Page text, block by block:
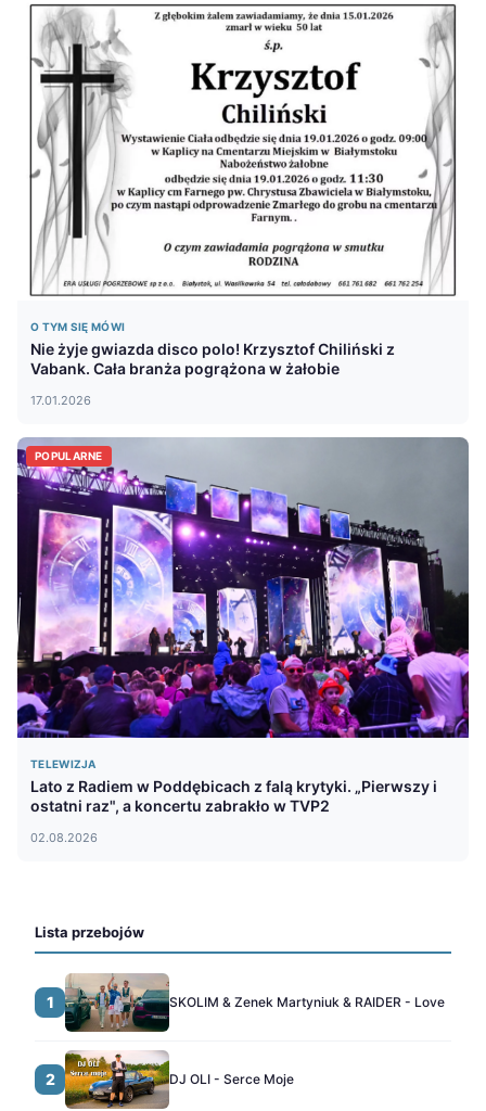
O TYM SIĘ MÓWI
Nie żyje gwiazda disco polo! Krzysztof Chiliński z
Vabank. Cała branża pogrążona w żałobie
17.01.2026
POPULARNE
TELEWIZJA
Lato z Radiem w Poddębicach z falą krytyki. „Pierwszy i
ostatni raz", a koncertu zabrakło w TVP2
02.08.2026
Lista przebojów
1 SKOLIM & Zenek Martyniuk & RAIDER - Love
2 DJ OLI - Serce Moje